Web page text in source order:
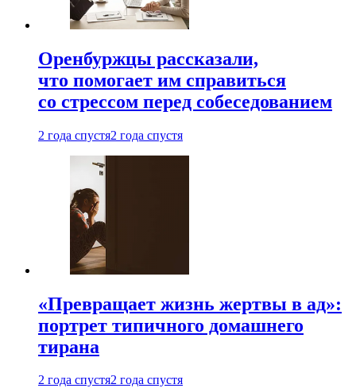
Оренбуржцы рассказали,
что помогает им справиться
со стрессом перед собеседованием
2 года спустя2 года спустя
«Превращает жизнь жертвы в ад»:
портрет типичного домашнего
тирана
2 года спустя2 года спустя